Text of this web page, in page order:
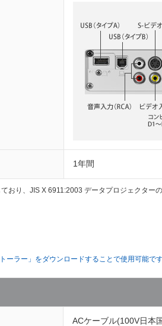
1年間
おり、JIS X 6911:2003 データプロジェクタ
ラー」をダウンロードすることで使用可能です
ACケーブル(100V日本